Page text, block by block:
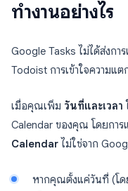
ทำงานอย่างไร
Google Tasks ไม่ได้ส่งก
Todoist การเข้าใจความแ
เมื่อคุณเพิ่ม วันที่และเวลา
Calendar ของคุณ โดยกา
Calendar ไม่ใช่จาก
หากคุณตั้งแค่วันที่ (โด